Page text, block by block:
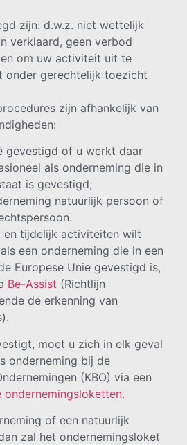
zijn: d.w.z. niet wettelijk
verklaard, geen verbod
om uw activiteit uit te
onder gerechtelijk toezicht
zijn afhankelijk van
gevestigd of u werkt daar
als onderneming die in
is gevestigd;
natuurlijk persoon of
en tijdelijk activiteiten wilt
een onderneming die in een
Europese Unie gevestigd is,
Be-Assist (Richtlijn
de erkenning van
moet u zich in elk geval
onderneming bij de
(KBO) via een
ondernemingsloketten.
of een natuurlijk
zal het ondernemingsloket